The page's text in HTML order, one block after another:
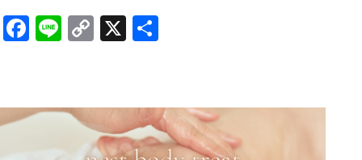
Facebook
LineCopy
Link
X